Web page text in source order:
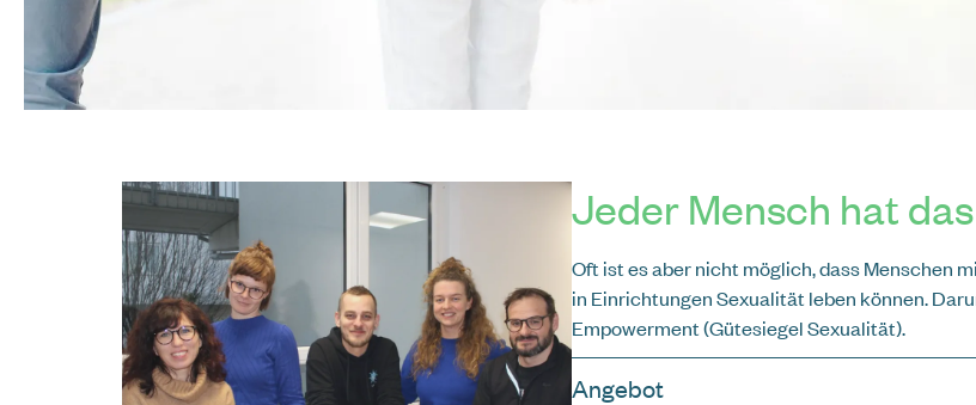
psychischen Krisen. Unter der Nummer 0732 / 2177 ist die Krisenhilfe OÖ rund um die
Jeder Mensch hat
Oft ist es aber nicht möglich, dass Menschen
in Einrichtungen Sexualität leben können.
Empowerment (Gütesiegel Sexualität).
Angebot